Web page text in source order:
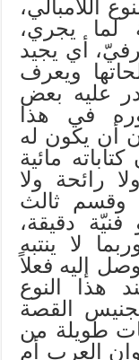
اللامبالي،
لما يجري،
أي يجيد
ويعرف
عليه بعض
في هذا
أن يكون له
مائية
رائحة ولا
ثالث
دقيقة،
لا ينتبه
إليه فعلاً
هذا النوع
القصة
طويلة من
العرب أم